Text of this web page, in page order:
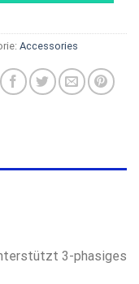
Accessories
3-phasiges